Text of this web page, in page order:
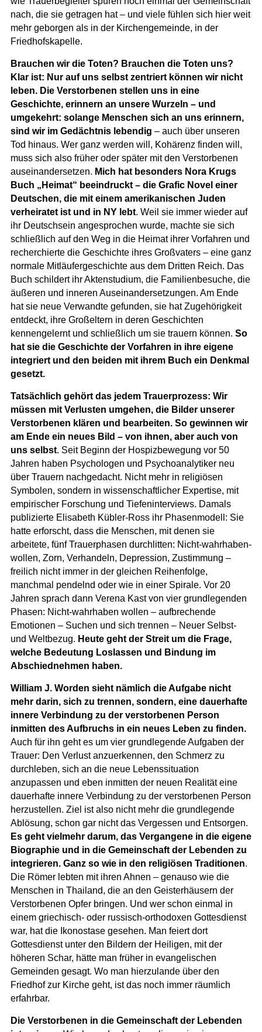
nach, die sie getragen hat – und viele fühlen sich hier weit
mehr geborgen als in der Kirchengemeinde, in der
Friedhofskapelle.
Brauchen wir die Toten? Brauchen die Toten uns?
Klar ist: Nur auf uns selbst zentriert können wir nicht
leben. Die Verstorbenen stellen uns in eine
Geschichte, erinnern an unsere Wurzeln – und
umgekehrt: solange Menschen sich an uns erinnern,
sind wir im Gedächtnis lebendig – auch über unseren
Tod hinaus. Wer ganz werden will, Kohärenz finden will,
muss sich also früher oder später mit den Verstorbenen
auseinandersetzen. Mich hat besonders Nora Krugs
Buch „Heimat“ beeindruckt – die Grafic Novel einer
Deutschen, die mit einem amerikanischen Juden
verheiratet ist und in NY lebt. Weil sie immer wieder auf
ihr Deutschsein angesprochen wurde, machte sie sich
schließlich auf den Weg in die Heimat ihrer Vorfahren und
recherchierte die Geschichte ihres Großvaters – eine ganz
normale Mitläufergeschichte aus dem Dritten Reich. Das
Buch schildert ihr Aktenstudium, die Familienbesuche, die
äußeren und inneren Auseinandersetzungen. Am Ende
hat sie neue Verwandte gefunden, sie hat Zugehörigkeit
entdeckt, ihre Großeltern in deren Geschichten
kennengelernt und schließlich um sie trauern können. So
hat sie die Geschichte der Vorfahren in ihre eigene
integriert und den beiden mit ihrem Buch ein Denkmal
gesetzt.
Tatsächlich gehört das jedem Trauerprozess: Wir
müssen mit Verlusten umgehen, die Bilder unserer
Verstorbenen klären und bearbeiten. So gewinnen wir
am Ende ein neues Bild – von ihnen, aber auch von
uns selbst. Seit Beginn der Hospizbewegung vor 50
Jahren haben Psychologen und Psychoanalytiker neu
über Trauern nachgedacht. Nicht mehr in religiösen
Symbolen, sondern in wissenschaftlicher Expertise, mit
empirischer Forschung und Tiefeninterviews. Damals
publizierte Elisabeth Kübler-Ross ihr Phasenmodell: Sie
hatte erforscht, dass die Menschen, mit denen sie
arbeitete, fünf Trauerphasen durchlitten: Nicht-wahrhaben-
wollen, Zorn, Verhandeln, Depression, Zustimmung –
freilich nicht immer in der gleichen Reihenfolge,
manchmal pendelnd oder wie in einer Spirale. Vor 20
Jahren sprach dann Verena Kast von vier grundlegenden
Phasen: Nicht-wahrhaben wollen – aufbrechende
Emotionen – Suchen und sich trennen – Neuer Selbst-
und Weltbezug. Heute geht der Streit um die Frage,
welche Bedeutung Loslassen und Bindung im
Abschiednehmen haben.
William J. Worden sieht nämlich die Aufgabe nicht
mehr darin, sich zu trennen, sondern, eine dauerhafte
innere Verbindung zu der verstorbenen Person
inmitten des Aufbruchs in ein neues Leben zu finden.
Auch für ihn geht es um vier grundlegende Aufgaben der
Trauer: Den Verlust anzuerkennen, den Schmerz zu
durchleben, sich an die neue Lebenssituation
anzupassen und eben inmitten der neuen Realität eine
dauerhafte innere Verbindung zu der verstorbenen Person
herzustellen. Ziel ist also nicht mehr die grundlegende
Ablösung, schon gar nicht das Vergessen und Entsorgen.
Es geht vielmehr darum, das Vergangene in die eigene
Biographie und in die Gemeinschaft der Lebenden zu
integrieren. Ganz so wie in den religiösen Traditionen.
Die Römer lebten mit ihren Ahnen – genauso wie die
Menschen in Thailand, die an den Geisterhäusern der
Verstorbenen Opfer bringen. Und wer schon einmal in
einem griechisch- oder russisch-orthodoxen Gottesdienst
war, hat die Ikonostase gesehen. Man feiert dort
Gottesdienst unter den Bildern der Heiligen, mit der
höheren Schar, hätte man früher in evangelischen
Gemeinden gesagt. Wo man hierzulande über den
Friedhof zur Kirche geht, ist das noch immer räumlich
erfahrbar.
Die Verstorbenen in die Gemeinschaft der Lebenden